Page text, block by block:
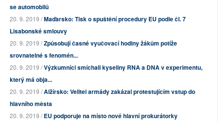
se automobilů
20. 9. 2019 /Maďarsko: Tisk o spuštění procedury EU podle čl. 7
Lisabonské smlouvy
20. 9. 2019 /Způsobují časné vyučovací hodiny žákům potíže
srovnatelné s fenomén...
20. 9. 2019 /Výzkumníci smíchali kyseliny RNA a DNA v experimentu,
který má obja...
20. 9. 2019 /Alžírsko: Velitel armády zakázal protestujícím vstup do
hlavního města
20. 9. 2019 /EU podporuje na místo nové hlavní prokurátorky